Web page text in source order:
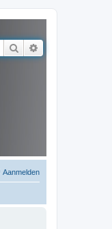
Zoek
Aanmelden